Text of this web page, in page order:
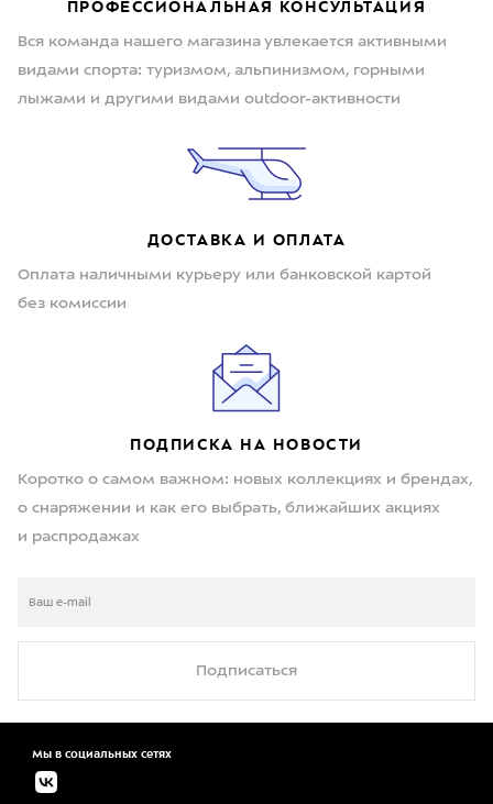
ПРОФЕССИОНАЛЬНАЯ КОНСУЛЬТАЦИЯ
Вся команда нашего магазина увлекается активными
видами спорта: туризмом, альпинизмом, горными
лыжами и другими видами outdoor-активности
ДОСТАВКА И ОПЛАТА
Оплата наличными курьеру или банковской картой
без комиссии
ПОДПИСКА НА НОВОСТИ
Коротко о самом важном: новых коллекциях и брендах,
о снаряжении и как его выбрать, ближайших акциях
и распродажах
Подписаться
Мы в социальных сетях